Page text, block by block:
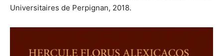
Universitaires de Perpignan, 2018.